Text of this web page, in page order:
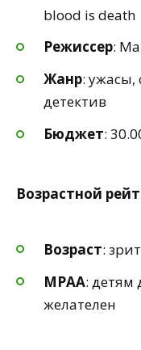
blood is death
Режиссер:
Жанр: ужасы,
детектив
Бюджет:
Возрастной
Возраст:
MPAA: детям
желателен